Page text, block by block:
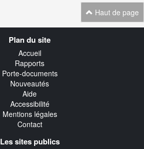
Haut de page
Plan du site
Accueil
Rapports
Porte-documents
Nouveautés
Aide
Accessibilité
Mentions légales
Contact
Les sites publics